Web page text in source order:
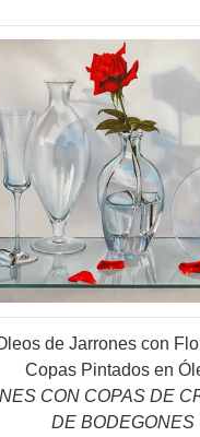
de Jarrones con
Copas Pintados en
CON COPAS DE
DE BODEGONES